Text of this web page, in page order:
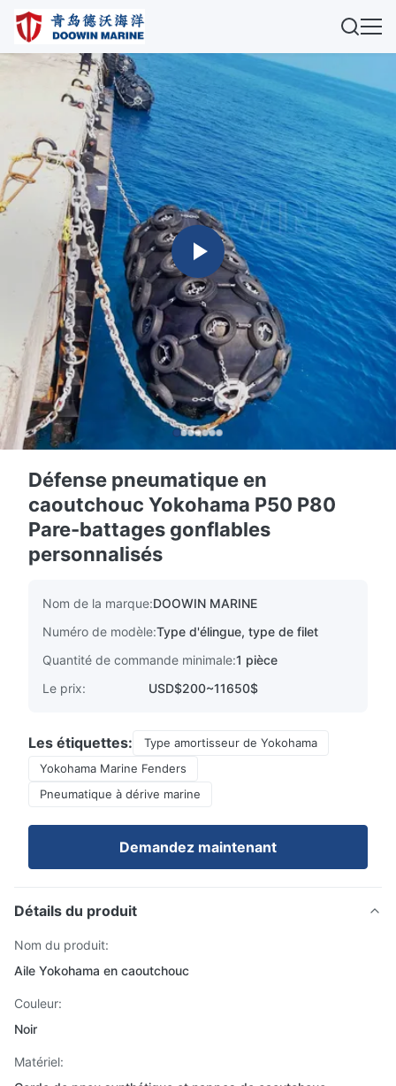
Défense pneumatique en
caoutchouc Yokohama P50 P80
Pare-battages gonflables
personnalisés
Nom de la marque:DOOWIN MARINE
Numéro de modèle:Type d'élingue, type de filet
Quantité de commande minimale:1 pièce
Le prix:
USD$200~11650$
Les étiquettes:
Type amortisseur de Yokohama
Yokohama Marine Fenders
Pneumatique à dérive marine
Demandez maintenant
Détails du produit
Nom du produit:
Aile Yokohama en caoutchouc
Couleur:
Noir
Matériel: